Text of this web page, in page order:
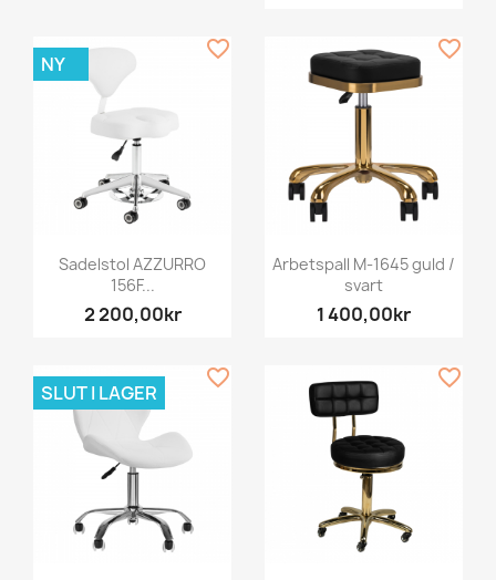
Sadelstol AZZURRO
156F...
2 200,00kr
NY
favorite_border
Arbetspall M-1645 guld /
svart
1 400,00kr
favorite_border
SLUT I LAGER
favorite_border favorite_border